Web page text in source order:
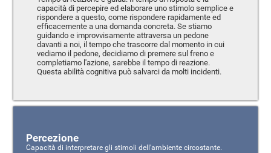
capacità di percepire ed elaborare uno stimolo semplice e
rispondere a questo, come rispondere rapidamente ed
efficacemente a una domanda concreta. Se stiamo
guidando e improvvisamente attraversa un pedone
davanti a noi, il tempo che trascorre dal momento in cui
vediamo il pedone, decidiamo di premere sul freno e
completiamo l'azione, sarebbe il tempo di reazione.
Questa abilità cognitiva può salvarci da molti incidenti.
Percezione
Capacità di interpretare gli stimoli dell'ambiente circostante.